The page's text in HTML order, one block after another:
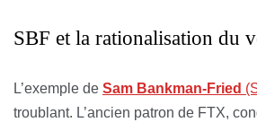
SBF et la rationalisation du
L’exemple de Sam Bankman-Fried
troublant. L’ancien patron de FTX,